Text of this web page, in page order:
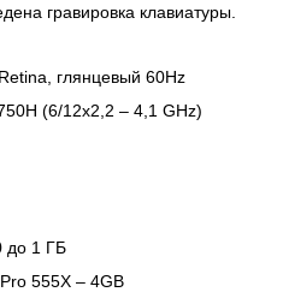
гравировка клавиатуры.
глянцевый 60Hz
(6/12x2,2 – 4,1 GHz)
до 1 ГБ
555X – 4GB